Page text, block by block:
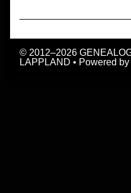
© 2012–2026
LAPPLAND • Powered by